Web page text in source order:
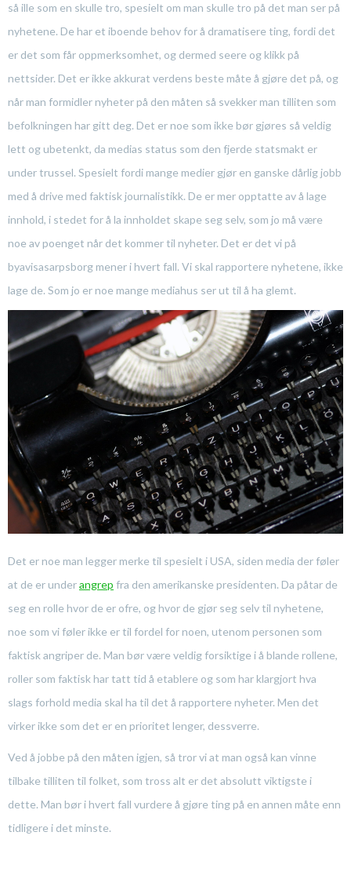
så ille som en skulle tro, spesielt om man skulle tro på det man ser på
nyhetene. De har et iboende behov for å dramatisere ting, fordi det
er det som får oppmerksomhet, og dermed seere og klikk på
nettsider. Det er ikke akkurat verdens beste måte å gjøre det på, og
når man formidler nyheter på den måten så svekker man tilliten som
befolkningen har gitt deg. Det er noe som ikke bør gjøres så veldig
lett og ubetenkt, da medias status som den fjerde statsmakt er
under trussel. Spesielt fordi mange medier gjør en ganske dårlig jobb
med å drive med faktisk journalistikk. De er mer opptatte av å lage
innhold, i stedet for å la innholdet skape seg selv, som jo må være
noe av poenget når det kommer til nyheter. Det er det vi på
byavisasarpsborg mener i hvert fall. Vi skal rapportere nyhetene, ikke
lage de. Som jo er noe mange mediahus ser ut til å ha glemt.
Det er noe man legger merke til spesielt i USA, siden media der føler
at de er underangrep fra den amerikanske presidenten. Da påtar de
seg en rolle hvor de er ofre, og hvor de gjør seg selv til nyhetene,
noe som vi føler ikke er til fordel for noen, utenom personen som
faktisk angriper de. Man bør være veldig forsiktige i å blande rollene,
roller som faktisk har tatt tid å etablere og som har klargjort hva
slags forhold media skal ha til det å rapportere nyheter. Men det
virker ikke som det er en prioritet lenger, dessverre.
Ved å jobbe på den måten igjen, så tror vi at man også kan vinne
tilbake tilliten til folket, som tross alt er det absolutt viktigste i
dette. Man bør i hvert fall vurdere å gjøre ting på en annen måte enn
tidligere i det minste.